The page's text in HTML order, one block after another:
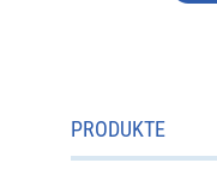
PRODUKTE